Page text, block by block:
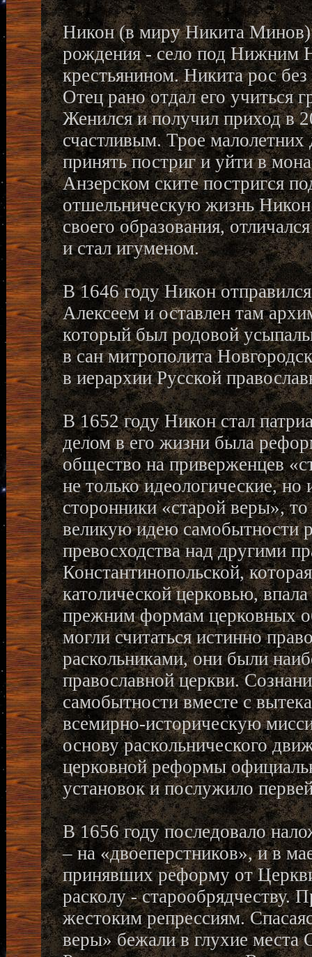
Никон (в миру Никита
рождения - село под Нижним
крестьянином. Никита рос
Отец рано отдал его учиться
Женился и получил приход в
счастливым. Трое
принять постриг и уйти в
Анзерском ските постригся
отшельническую жизнь
своего образования,
и стал игуменом.
В 1646 году Никон
Алексеем и оставлен там
который был родовой
в сан митрополита
в иерархии Русской
В 1652 году Никон стал
делом в его жизни была
общество на приверженцев
не только идеологические,
сторонники «старой веры», то
великую идею самобытности
превосходства над другими
Константинопольской,
католической церковью,
прежним формам церковных
могли считаться истинно
раскольниками, они были
православной церкви.
самобытности вместе с
всемирно-историческую
основу раскольнического
церковной реформы
установок и послужило
В 1656 году последовало
– на «двоеперстников», и в
принявших реформу от
расколу - старообрядчеству.
жестоким репрессиям.
веры» бежали в глухие